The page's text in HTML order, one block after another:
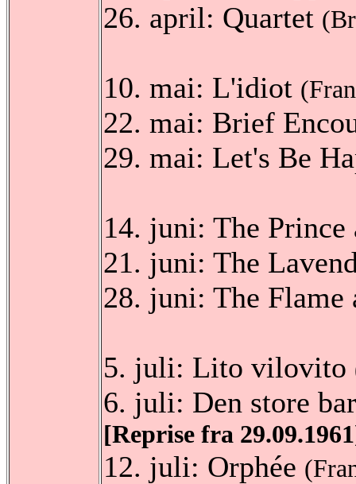
26. april: Quartet
10. mai: L'idiot
22. mai: Brief
29. mai: Let's Be
14. juni: The
21. juni: The
28. juni: The
5. juli: Lito vilovito
6. juli: Den store
[Reprise fra
12. juli: Orphée